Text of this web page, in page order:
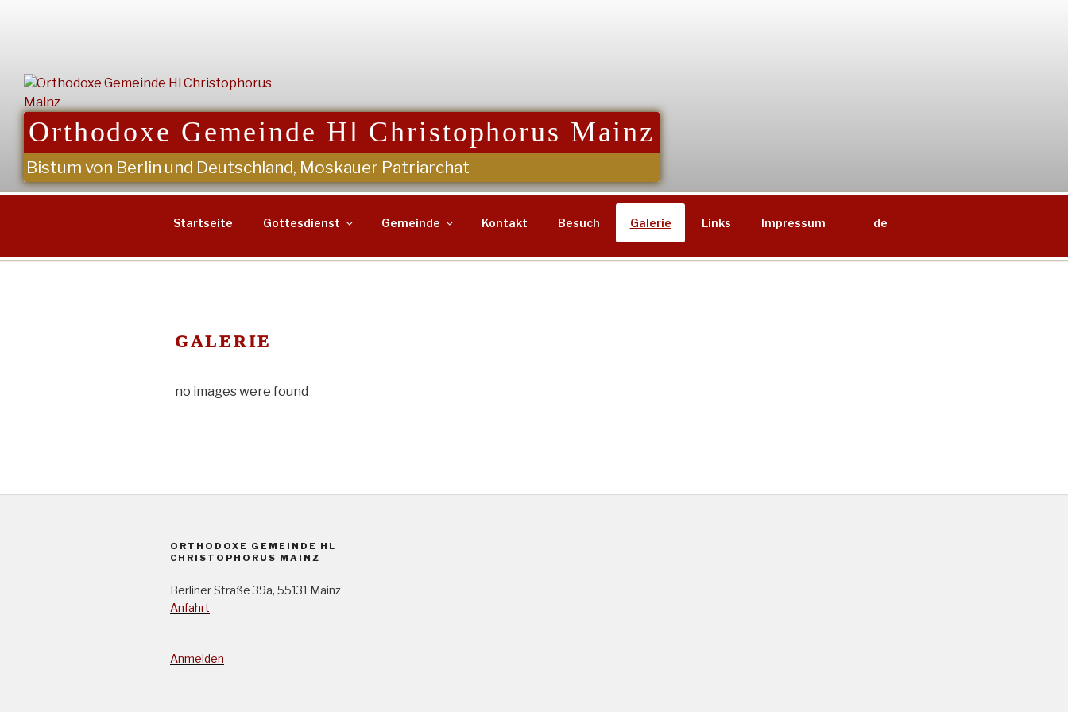
Orthodoxe Gemeinde Hl Christophorus Mainz
Bistum von Berlin und Deutschland, Moskauer Patriarchat
Startseite Gottesdienst Gemeinde Kontakt Besuch Galerie Links Impressum de
GALERIE
no images were found
ORTHODOXE GEMEINDE HL
CHRISTOPHORUS MAINZ
Berliner Straße 39a, 55131 Mainz
Anfahrt
Anmelden